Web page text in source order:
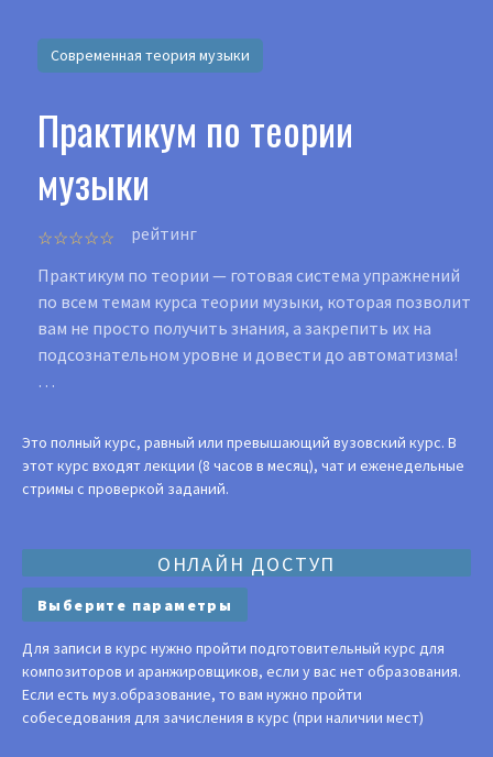
Современная теория музыки
Практикум по теории
музыки
рейтинг
Практикум по теории — готовая система упражнений
по всем темам курса теории музыки, которая позволит
вам не просто получить знания, а закрепить их на
подсознательном уровне и довести до автоматизма!
…
Это полный курс, равный или превышающий вузовский курс. В
этот курс входят лекции (8 часов в месяц), чат и еженедельные
стримы с проверкой заданий.
ОНЛАЙН ДОСТУП
Выберите параметры
Для записи в курс нужно пройти подготовительный курс для
композиторов и аранжировщиков, если у вас нет образования.
Если есть муз.образование, то вам нужно пройти
собеседования для зачисления в курс (при наличии мест)